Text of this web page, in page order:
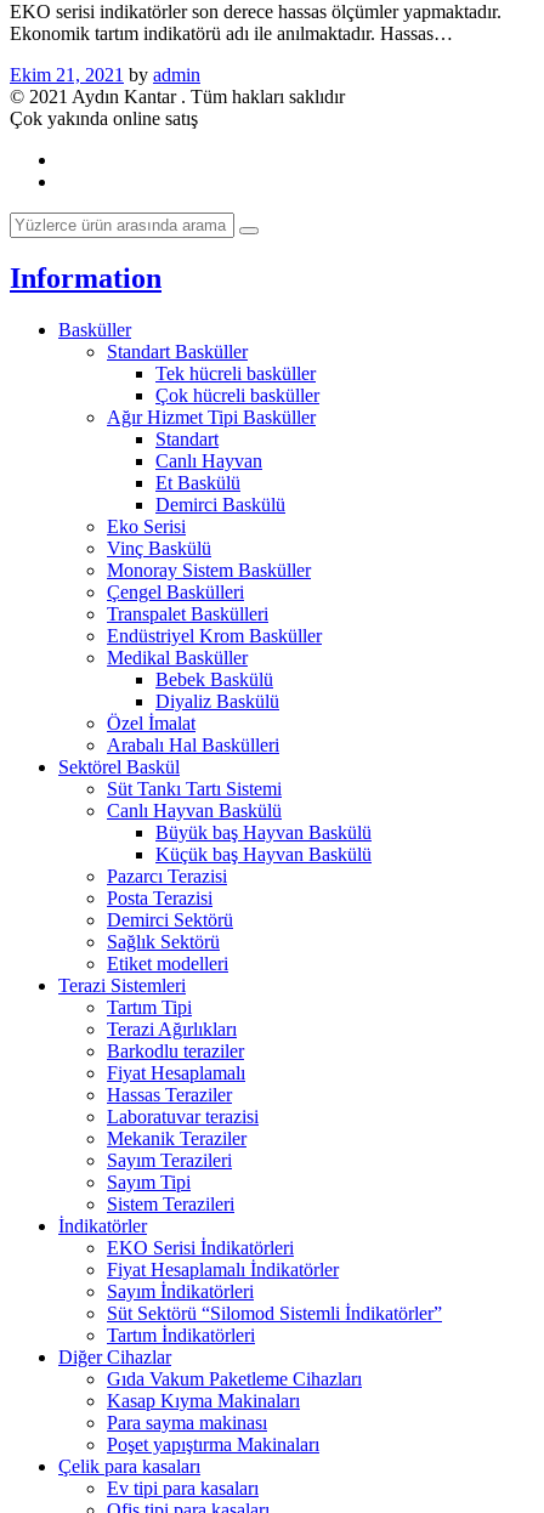
EKO serisi indikatörler son derece hassas ölçümler yapmaktadır.
Ekonomik tartım indikatörü adı ile anılmaktadır. Hassas…
Ekim 21, 2021 by admin
© 2021 Aydın Kantar . Tüm hakları saklıdır
Çok yakında online satış
Information
Basküller
Standart Basküller
Tek hücreli basküller
Çok hücreli basküller
Ağır Hizmet Tipi Basküller
Standart
Canlı Hayvan
Et Baskülü
Demirci Baskülü
Eko Serisi
Vinç Baskülü
Monoray Sistem Basküller
Çengel Baskülleri
Transpalet Baskülleri
Endüstriyel Krom Basküller
Medikal Basküller
Bebek Baskülü
Diyaliz Baskülü
Özel İmalat
Arabalı Hal Baskülleri
Sektörel Baskül
Süt Tankı Tartı Sistemi
Canlı Hayvan Baskülü
Büyük baş Hayvan Baskülü
Küçük baş Hayvan Baskülü
Pazarcı Terazisi
Posta Terazisi
Demirci Sektörü
Sağlık Sektörü
Etiket modelleri
Terazi Sistemleri
Tartım Tipi
Terazi Ağırlıkları
Barkodlu teraziler
Fiyat Hesaplamalı
Hassas Teraziler
Laboratuvar terazisi
Mekanik Teraziler
Sayım Terazileri
Sayım Tipi
Sistem Terazileri
İndikatörler
EKO Serisi İndikatörleri
Fiyat Hesaplamalı İndikatörler
Sayım İndikatörleri
Süt Sektörü “Silomod Sistemli İndikatörler”
Tartım İndikatörleri
Diğer Cihazlar
Gıda Vakum Paketleme Cihazları
Kasap Kıyma Makinaları
Para sayma makinası
Poşet yapıştırma Makinaları
Çelik para kasaları
Ev tipi para kasaları